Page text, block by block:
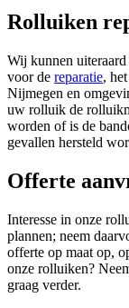
Rolluiken
Wij kunnen
voor de reparatie,
Nijmegen en
uw rolluik de
worden of is de
gevallen hersteld
Offerte
Interesse in onze
plannen; neem
offerte op maat op,
onze rolluiken?
graag verder.